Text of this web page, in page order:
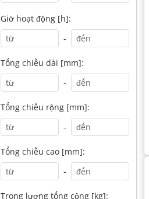
Giờ hoạt động [h]:
-
Tổng chiều dài [mm]:
-
Tổng chiều rộng [mm]:
-
Tổng chiều cao [mm]:
-
Trọng lượng tổng cộng [kg]: